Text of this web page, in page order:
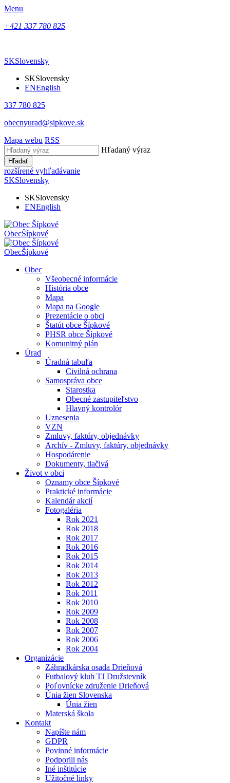
Menu
+421 337 780 825
SKSlovensky
SKSlovensky
ENEnglish
337 780 825
obecnyurad@sipkove.sk
Mapa webu RSS
Hľadaný výraz
Hľadať
rozšírené vyhľadávanie
SKSlovensky
SKSlovensky
ENEnglish
ObecŠípkové
ObecŠípkové
Obec
Všeobecné informácie
História obce
Mapa
Mapa na Google
Prezentácie o obci
Štatút obce Šípkové
PHSR obce Šípkové
Komunitný plán
Úrad
Úradná tabuľa
Civilná ochrana
Samospráva obce
Starostka
Obecné zastupiteľstvo
Hlavný kontrolór
Uznesenia
VZN
Zmluvy, faktúry, objednávky
Archív - Zmluvy, faktúry, objednávky
Hospodárenie
Dokumenty, tlačivá
Život v obci
Oznamy obce Šípkové
Praktické informácie
Kalendár akcií
Fotogaléria
Rok 2021
Rok 2018
Rok 2017
Rok 2016
Rok 2015
Rok 2014
Rok 2013
Rok 2012
Rok 2011
Rok 2010
Rok 2009
Rok 2008
Rok 2007
Rok 2006
Rok 2004
Organizácie
Záhradkárska osada Drieňová
Futbalový klub TJ Družstevník
Poľovnícke združenie Drieňová
Únia žien Slovenska
Únia žien
Materská škola
Kontakt
Napíšte nám
GDPR
Povinné informácie
Podporili nás
Iné inštitúcie
Užitočné linky